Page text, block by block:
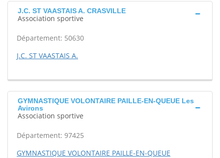
J.C. ST VAASTAIS A. CRASVILLE
Association sportive
Département: 50630
J.C. ST VAASTAIS A.
GYMNASTIQUE VOLONTAIRE PAILLE-EN-QUEUE Les
Avirons
Association sportive
Département: 97425
GYMNASTIQUE VOLONTAIRE PAILLE-EN-QUEUE